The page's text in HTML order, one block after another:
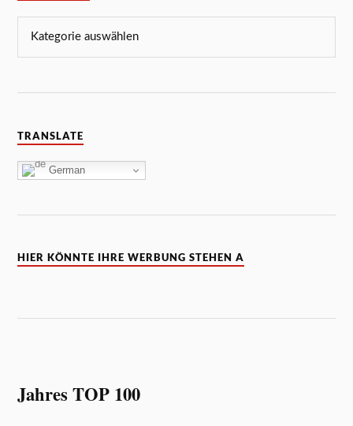
TRANSLATE
German
HIER KÖNNTE IHRE WERBUNG STEHEN A
Jahres TOP 100